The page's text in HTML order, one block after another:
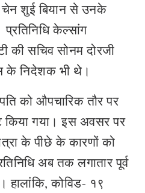
चेन शुई बियान से उनके
केल्सांग
सचिव सोनम दोरजी
के निदेशक भी थे।
को औपचारिक तौर पर
किया गया। इस अवसर पर
के पीछे के कारणों को
अब तक लगातार पूर्व
हालांकि, कोविड- १९